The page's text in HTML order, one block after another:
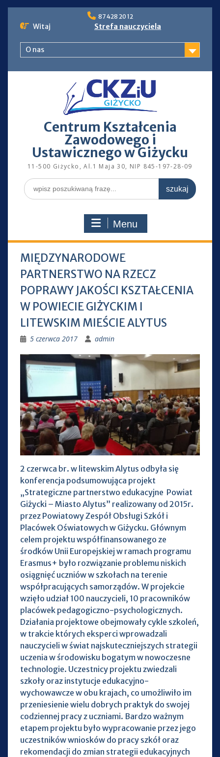
to
87 428 20 12
Witaj Strefa nauczyciela
O nas
Centrum Kształcenia
Zawodowego i
Ustawicznego w Giżycku
11-500 Giżycko, Al.1 Maja 30, NIP 845-197-28-09
Search
for:
Menu
MIĘDZYNARODOWE
PARTNERSTWO NA RZECZ
POPRAWY JAKOŚCI KSZTAŁCENIA
W POWIECIE GIŻYCKIM I
LITEWSKIM MIEŚCIE ALYTUS
5 czerwca 2017 admin
2 czerwca br. w litewskim Alytus odbyła się
konferencja podsumowująca projekt
„Strategiczne partnerstwo edukacyjne Powiat
Giżycki – Miasto Alytus” realizowany od 2015r.
przez Powiatowy Zespół Obsługi Szkół i
Placówek Oświatowych w Giżycku. Głównym
celem projektu współfinansowanego ze
środków Unii Europejskiej w ramach programu
Erasmus+ było rozwiązanie problemu niskich
osiągnięć uczniów w szkołach na terenie
współpracujących samorządów. W projekcie
wzięło udział 100 nauczycieli, 10 pracowników
placówek pedagogiczno-psychologicznych.
Działania projektowe obejmowały cykle szkoleń,
w trakcie których eksperci wprowadzali
nauczycieli w świat najskuteczniejszych strategii
uczenia w środowisku bogatym w nowoczesne
technologie. Uczestnicy projektu zwiedzali
szkoły oraz instytucje edukacyjno-
wychowawcze w obu krajach, co umożliwiło im
przeniesienie wielu dobrych praktyk do swojej
codziennej pracy z uczniami. Bardzo ważnym
etapem projektu było wypracowanie przez jego
uczestników wniosków do pracy szkół oraz
rekomendacji do zmian strategii edukacyjnych